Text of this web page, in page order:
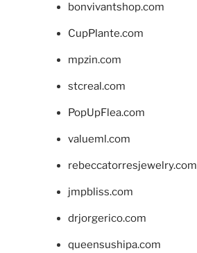
bonvivantshop.com
CupPlante.com
mpzin.com
stcreal.com
PopUpFlea.com
valueml.com
rebeccatorresjewelry.com
jmpbliss.com
drjorgerico.com
queensushipa.com